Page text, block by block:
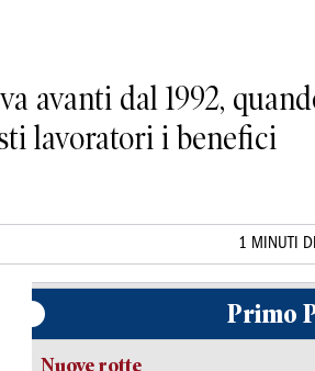
avanti dal 1992,
lavoratori i benefici
1 MINUTI
Primo
Nuove rotte